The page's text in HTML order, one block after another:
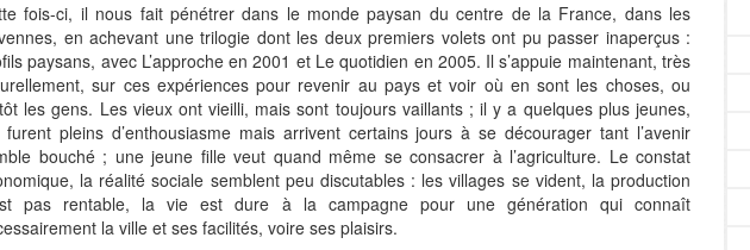
fois-ci, il nous fait pénétrer dans le monde paysan du centre de la France, dans les
en achevant une trilogie dont les deux premiers volets ont pu passer inaperçus :
paysans, avec L’approche en 2001 et Le quotidien en 2005. Il s’appuie maintenant, très
sur ces expériences pour revenir au pays et voir où en sont les choses, ou
les gens. Les vieux ont vieilli, mais sont toujours vaillants ; il y a quelques plus jeunes,
furent pleins d’enthousiasme mais arrivent certains jours à se décourager tant l’avenir
bouché ; une jeune fille veut quand même se consacrer à l’agriculture. Le constat
la réalité sociale semblent peu discutables : les villages se vident, la production
pas rentable, la vie est dure à la campagne pour une génération qui connaît
la ville et ses facilités, voire ses plaisirs.